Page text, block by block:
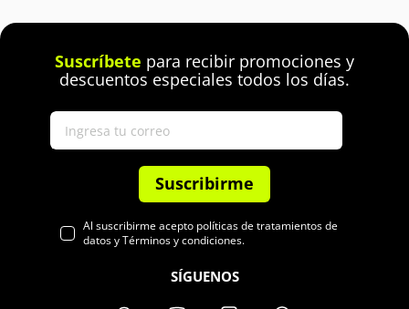
Suscríbete para recibir promociones y
descuentos especiales todos los días.
Suscribirme
Al suscribirme acepto políticas de tratamientos de
datos y Términos y condiciones.
SÍGUENOS